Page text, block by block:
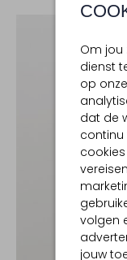
Om jou
dienst
op
dat de
continu
volgen
jouw